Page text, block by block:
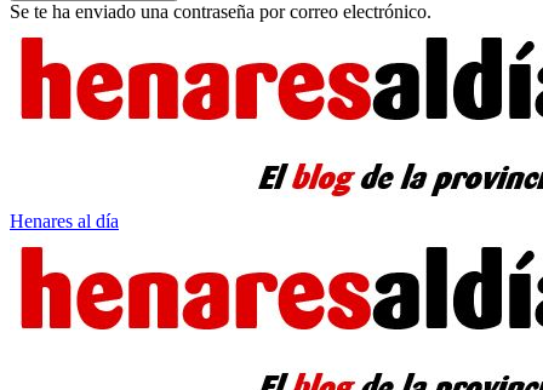
Se te ha enviado una contraseña por correo electrónico.
Henares al día